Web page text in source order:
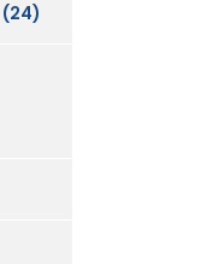
(24)